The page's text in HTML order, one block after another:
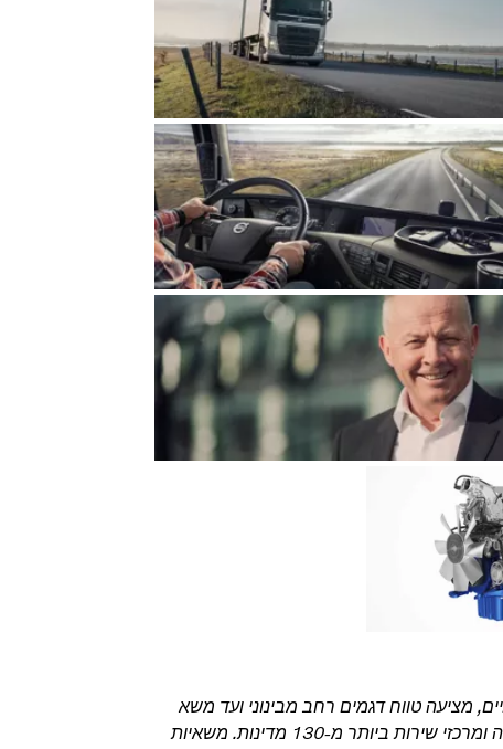
מציעה טווח דגמים רחב מבינוני ועד משא
כבד. התמיכה בלקוחות מובטחת באמצעות 2,100 נקודות מכירה ומרכזי שירות ביותר מ-130 מדינות. משאיות